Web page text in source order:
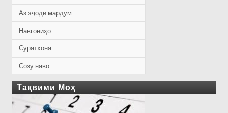
Аз эҷоди мардум
Навгониҳо
Суратхона
Созу наво
Тақвими Моҳ